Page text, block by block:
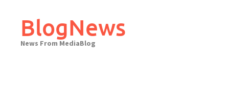
contentBlogNews
News From MediaBlog